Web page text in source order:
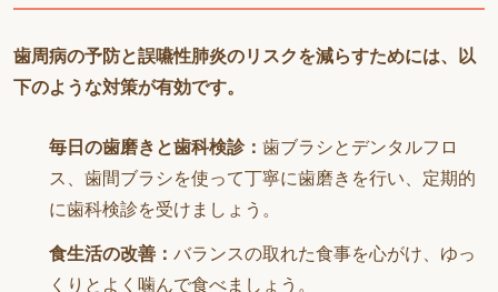
歯周病の予防と誤嚥性肺炎のリスクを減らすためには、以
下のような対策が有効です。
毎日の歯磨きと歯科検診： 歯ブラシとデンタルフロ
ス、歯間ブラシを使って丁寧に歯磨きを行い、定期的
に歯科検診を受けましょう。
食生活の改善： バランスの取れた食事を心がけ、ゆっ
くりとよく噛んで食べましょう。